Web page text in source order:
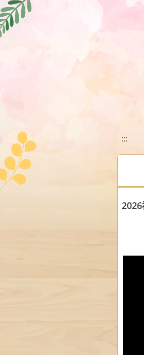
移至網頁之主要內容區位置
:::